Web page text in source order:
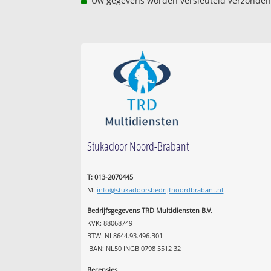
Stukadoor Noord-Brabant
T: 013-2070445
M: info@stukadoorsbedrijfnoordbrabant.nl
Bedrijfsgegevens TRD Multidiensten B.V.
KVK: 88068749
BTW: NL8644.93.496.B01
IBAN: NL50 INGB 0798 5512 32